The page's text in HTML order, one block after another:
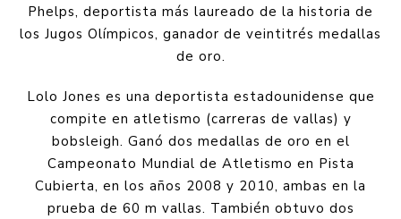
Phelps, deportista más laureado de la historia de
los Jugos Olímpicos, ganador de veintitrés medallas
de oro.
Lolo Jones es una deportista estadounidense que
compite en atletismo (carreras de vallas) y
bobsleigh. Ganó dos medallas de oro en el
Campeonato Mundial de Atletismo en Pista
Cubierta, en los años 2008 y 2010, ambas en la
prueba de 60 m vallas. También obtuvo dos